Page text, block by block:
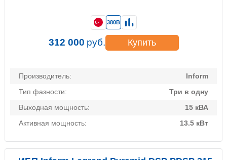
Производитель:
Inform
Тип фазности:
Три в одну
Выходная мощность:
15 кВА
Активная мощность:
13.5 кВт
380В
312 000 руб. Купить